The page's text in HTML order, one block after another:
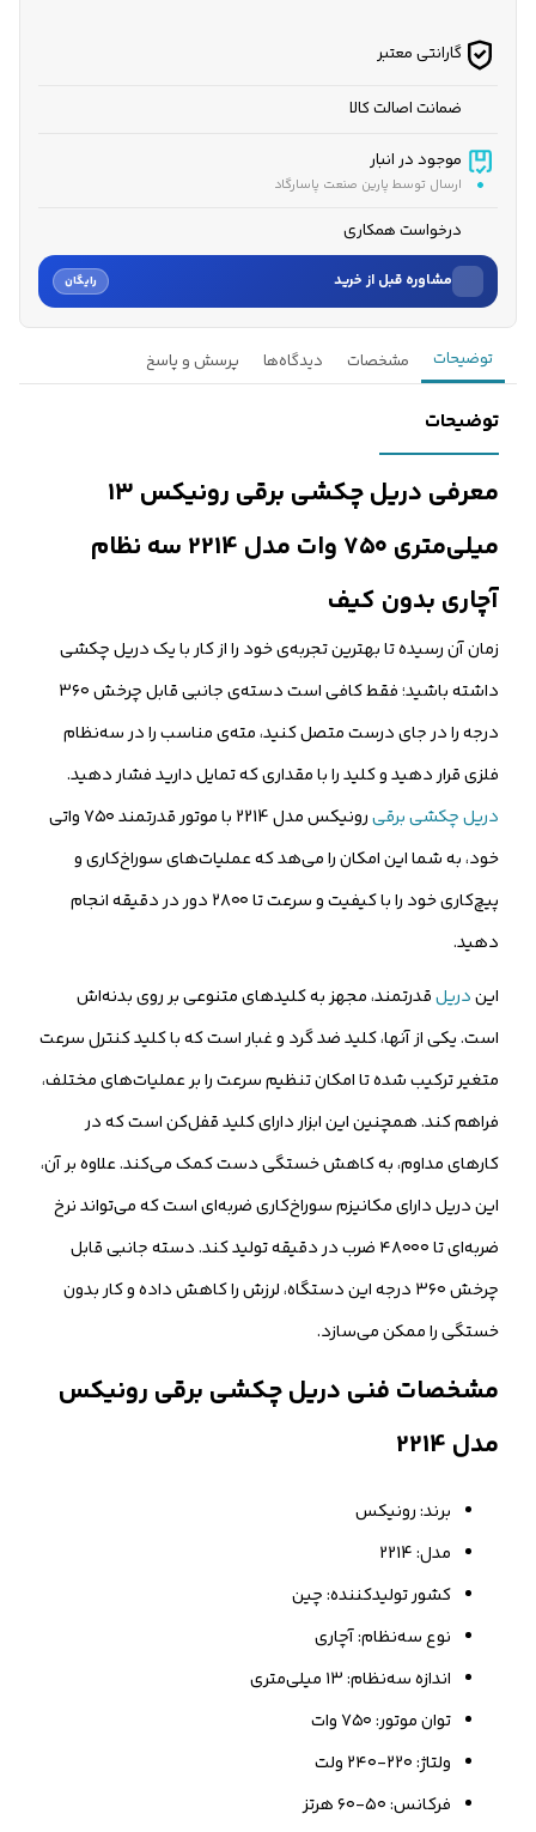
گارانتی معتبر
ضمانت اصالت کالا
موجود در انبار
ارسال توسط پارین صنعت پاسارگاد
درخواست همکاری
مشاوره قبل از خرید رایگان
نام
کارشناسان فروش درباره «دریل چکشی برقی رونیکس ۱۳ میلی‌متری...» با شما
تماس می‌گیرند.
ثبت درخواست مشاوره رایگان
توضیحات مشخصات دیدگاه‌ها پرسش و پاسخ
توضیحات
معرفی دریل چکشی برقی رونیکس ۱۳
میلی‌متری ۷۵۰ وات مدل 2214 سه نظام
آچاری بدون کیف
زمان آن رسیده تا بهترین تجربه‌ی خود را از کار با یک دریل چکشی
داشته باشید؛ فقط کافی است دسته‌ی جانبی قابل چرخش ۳۶۰
درجه را در جای درست متصل کنید، مته‌ی مناسب را در سه‌نظام
فلزی قرار دهید و کلید را با مقداری که تمایل دارید فشار دهید.
دریل چکشی برقی
رونیکس مدل 2214 با موتور قدرتمند ۷۵۰ واتی
خود، به شما این امکان را می‌هد که عملیات‌های سوراخ‌کاری و
پیچ‌کاری‌ خود را با کیفیت و سرعت تا ۲۸۰۰ دور در دقیقه انجام
دهید.
ایندریلقدرتمند، مجهز به کلیدهای متنوعی بر روی بدنه‌اش
است. یکی از آنها، کلید ضد گرد و غبار است که با کلید کنترل سرعت
متغیر ترکیب شده تا امکان تنظیم سرعت را بر عملیات‌های مختلف،
فراهم کند. همچنین این ابزار دارای کلید قفل‌کن است که در
کارهای مداوم، به کاهش خستگی دست کمک می‌کند. علاوه بر آن،
این دریل دارای مکانیزم سوراخ‌کاری ضربه‌ای است که می‌تواند نرخ
ضربه‌ای تا ۴۸۰۰۰ ضرب در دقیقه تولید کند. دسته جانبی قابل
چرخش ۳۶۰ درجه این دستگاه، لرزش را کاهش داده و کار بدون
خستگی را ممکن می‌سازد.
مشخصات فنی دریل چکشی برقی رونیکس
مدل 2214
برند: رونیکس
مدل: 2214
کشور تولیدکننده: چین
نوع سه‌نظام: آچاری
اندازه سه‌نظام: ۱۳ میلی‌متری
توان موتور: ۷۵۰ وات
ولتاژ: ۲۲۰-۲۴۰ ولت
فرکانس: ۵۰-۶۰ هرتز